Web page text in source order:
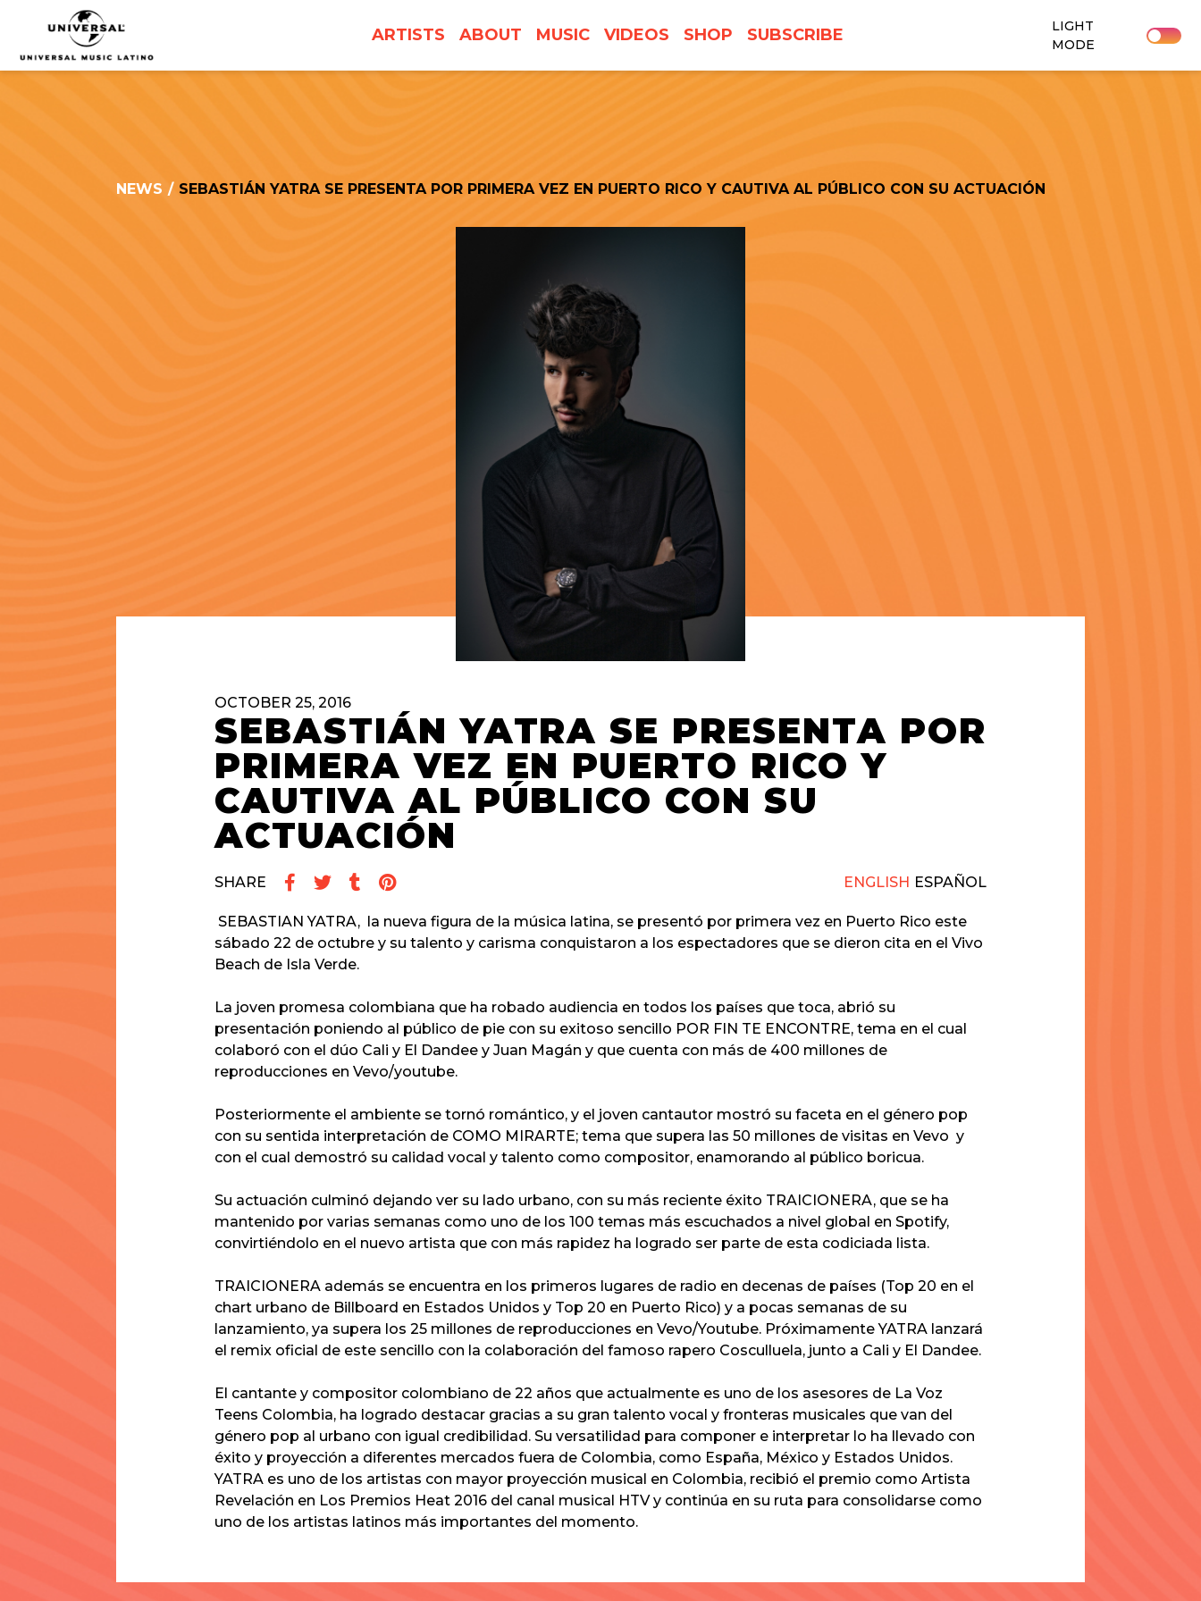
UNIVERSAL
MUSICA
ARTISTS ABOUT MUSIC VIDEOS SHOP SUBSCRIBE
LIGHT
MODE
NEWS / SEBASTIÁN YATRA SE PRESENTA POR PRIMERA VEZ EN PUERTO RICO Y CAUTIVA AL PÚBLICO CON SU ACTUACIÓN
OCTOBER 25, 2016
SEBASTIÁN YATRA SE PRESENTA POR
PRIMERA VEZ EN PUERTO RICO Y
CAUTIVA AL PÚBLICO CON SU
ACTUACIÓN
SHARE ENGLISH ESPAÑOL
SEBASTIAN YATRA, la nueva figura de la música latina, se presentó por primera vez en Puerto Rico este
sábado 22 de octubre y su talento y carisma conquistaron a los espectadores que se dieron cita en el Vivo
Beach de Isla Verde.
La joven promesa colombiana que ha robado audiencia en todos los países que toca, abrió su
presentación poniendo al público de pie con su exitoso sencillo POR FIN TE ENCONTRE, tema en el cual
colaboró con el dúo Cali y El Dandee y Juan Magán y que cuenta con más de 400 millones de
reproducciones en Vevo/youtube.
Posteriormente el ambiente se tornó romántico, y el joven cantautor mostró su faceta en el género pop
con su sentida interpretación de COMO MIRARTE; tema que supera las 50 millones de visitas en Vevo y
con el cual demostró su calidad vocal y talento como compositor, enamorando al público boricua.
Su actuación culminó dejando ver su lado urbano, con su más reciente éxito TRAICIONERA, que se ha
mantenido por varias semanas como uno de los 100 temas más escuchados a nivel global en Spotify,
convirtiéndolo en el nuevo artista que con más rapidez ha logrado ser parte de esta codiciada lista.
TRAICIONERA además se encuentra en los primeros lugares de radio en decenas de países (Top 20 en el
chart urbano de Billboard en Estados Unidos y Top 20 en Puerto Rico) y a pocas semanas de su
lanzamiento, ya supera los 25 millones de reproducciones en Vevo/Youtube. PróximamenteYATRA lanzará
el remix oficial de este sencillo con la colaboración del famoso rapero Cosculluela, junto a Cali y El Dandee.
El cantante y compositor colombiano de 22 años que actualmente es uno de los asesores de La Voz
Teens Colombia, ha logrado destacar gracias a su gran talento vocal y fronteras musicales que van del
género pop al urbano con igual credibilidad. Su versatilidad para componer e interpretar lo ha llevado con
éxito y proyección a diferentes mercados fuera de Colombia, como España, México y Estados Unidos.
YATRA es uno de los artistas con mayor proyección musical en Colombia, recibió el premio como Artista
Revelación en Los Premios Heat 2016 del canal musical HTV y continúa en su ruta para consolidarse como
uno de los artistas latinos más importantes del momento.